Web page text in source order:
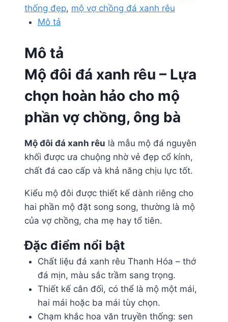
thống đẹp, mộ vợ chồng đá xanh rêu
Mô tả
Mô tả
Mộ đôi đá xanh rêu – Lựa
chọn hoàn hảo cho mộ
phần vợ chồng, ông bà
Mộ đôi đá xanh rêu là mẫu mộ đá nguyên
khối được ưa chuộng nhờ vẻ đẹp cổ kính,
chất đá cao cấp và khả năng chịu lực tốt.
Kiểu mộ đôi được thiết kế dành riêng cho
hai phần mộ đặt song song, thường là mộ
của vợ chồng, cha mẹ hay tổ tiên.
Đặc điểm nổi bật
Chất liệu đá xanh rêu Thanh Hóa – thớ
đá mịn, màu sắc trầm sang trọng.
Thiết kế cân đối, có thể là mộ một mái,
hai mái hoặc ba mái tùy chọn.
Chạm khắc hoa văn truyền thống: sen